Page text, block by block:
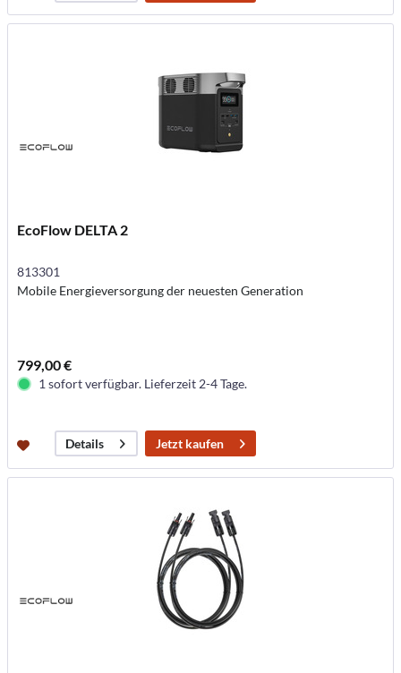
EcoFlow DELTA 2
813301
Mobile Energieversorgung der neuesten Generation
799,00 €
1 sofort verfügbar. Lieferzeit 2-4 Tage.
Details Jetzt kaufen